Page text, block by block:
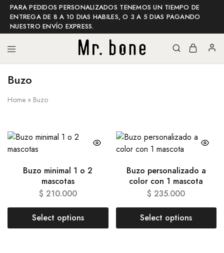
PARA PEDIDOS PERSONALIZADOS TENEMOS UN TIEMPO DE
ENTREGA DE 8 A 10 DIAS HABILES, O 3 A 5 DIAS PAGANDO
NUESTRO ENVÍO EXPRESS.
Buzo
Home » Buzo
Buzo minimal 1 o 2
mascotas
$ 210.000
Select options
Buzo personalizado a
color con 1 mascota
$ 235.000
Select options